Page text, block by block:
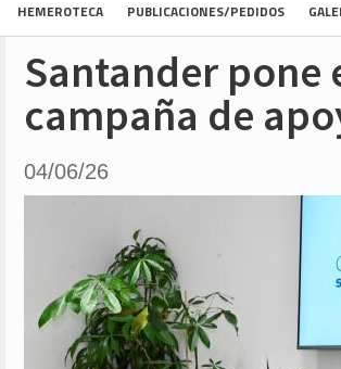
HEMEROTECA PUBLICACIONES/PEDIDOS
Santander pone
campaña de
04/06/26